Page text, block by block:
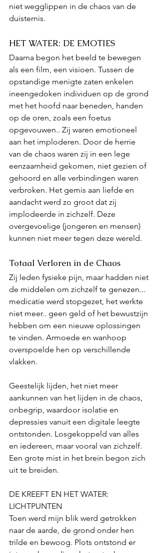
niet wegglippen in de chaos van de
duisternis.
HET WATER: DE EMOTIES
Daarna begon het beeld te bewegen
als een film, een visioen. Tussen de
opstandige menigte zaten enkelen
ineengedoken individuen op de grond
met het hoofd naar beneden, handen
op de oren, zoals een foetus
opgevouwen.. Zij waren emotioneel
aan het imploderen. Door de herrie
van de chaos waren zij in een lege
eenzaamheid gekomen, niet gezien of
gehoord en alle verbindingen waren
verbroken. Het gemis aan liefde en
aandacht werd zo groot dat zij
implodeerde in zichzelf. Deze
overgevoelige (jongeren en mensen)
kunnen niet meer tegen deze wereld.
Totaal Verloren in de Chaos
Zij leden fysieke pijn, maar hadden niet
de middelen om zichzelf te genezen...
medicatie werd stopgezet, het werkte
niet meer.. geen geld of het bewustzijn
hebben om een nieuwe oplossingen
te vinden. Armoede en wanhoop
overspoelde hen op verschillende
vlakken.
Geestelijk lijden, het niet meer
aankunnen van het lijden in de chaos,
onbegrip, waardoor isolatie en
depressies vanuit een digitale leegte
ontstonden. Losgekoppeld van alles
en iedereen, maar vooral van zichzelf.
Een grote mist in het brein begon zich
uit te breiden.
DE KREEFT EN HET WATER:
LICHTPUNTEN
Toen werd mijn blik werd getrokken
naar de aarde, de grond onder hen
trilde en bewoog. Plots ontstond er